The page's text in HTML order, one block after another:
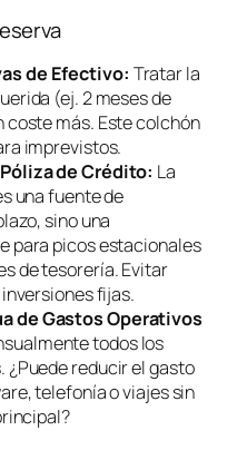
de Efectivo: Tratar la
(ej. 2 meses de
más. Este colchón
imprevistos.
de Crédito: La
una fuente de
sino una
para picos estacionales
de tesorería. Evitar
fijas.
de Gastos Operativos
todos los
¿Puede reducir el gasto
, telefonía o viajes sin